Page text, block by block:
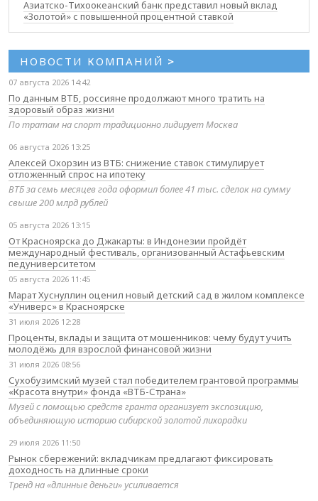
Азиатско-Тихоокеанский банк представил новый вклад
«Золотой» с повышенной процентной ставкой
НОВОСТИ КОМПАНИЙ >
07 августа 2026 14:42
По данным ВТБ, россияне продолжают много тратить на
здоровый образ жизни
По тратам на спорт традиционно лидирует Москва
06 августа 2026 13:25
Алексей Охорзин из ВТБ: снижение ставок стимулирует
отложенный спрос на ипотеку
ВТБ за семь месяцев года оформил более 41 тыс. сделок на сумму
свыше 200 млрд рублей
05 августа 2026 13:15
От Красноярска до Джакарты: в Индонезии пройдёт
международный фестиваль, организованный Астафьевским
педуниверситетом
05 августа 2026 11:45
Марат Хуснуллин оценил новый детский сад в жилом комплексе
«Универс» в Красноярске
31 июля 2026 12:28
Проценты, вклады и защита от мошенников: чему будут учить
молодёжь для взрослой финансовой жизни
31 июля 2026 08:56
Сухобузимский музей стал победителем грантовой программы
«Красота внутри» фонда «ВТБ-Страна»
Музей с помощью средств гранта организует экспозицию,
объединяющую историю сибирской золотой лихорадки
29 июля 2026 11:50
Рынок сбережений: вкладчикам предлагают фиксировать
доходность на длинные сроки
Тренд на «длинные деньги» усиливается